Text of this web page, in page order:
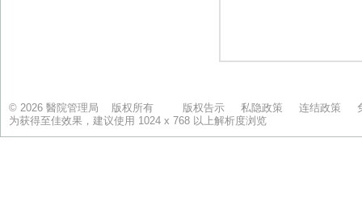
© 2026 醫院管理局 版权所有 版权告示 私隐政策 连结政策
为获得至佳效果，建议使用 1024 x 768 以上解析度浏览